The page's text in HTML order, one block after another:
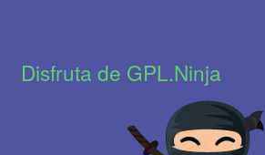
Disfruta de GPL.Ninja